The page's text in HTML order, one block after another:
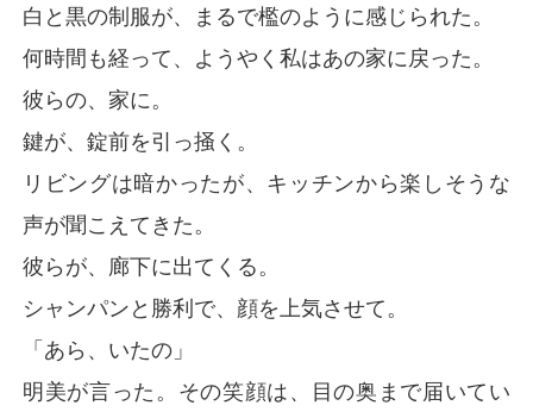
白と黒の制服が、まるで檻のように感じられた。
何時間も経って、ようやく私はあの家に戻った。
彼らの、家に。
鍵が、錠前を引っ掻く。
リビングは暗かったが、キッチンから楽しそうな
声が聞こえてきた。
彼らが、廊下に出てくる。
シャンパンと勝利で、顔を上気させて。
「あら、いたの」
明美が言った。その笑顔は、目の奥まで届いてい